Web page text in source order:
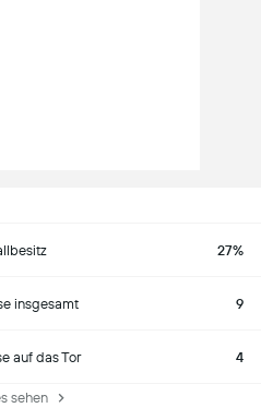
27%
insgesamt 9
auf das Tor 4
sehen